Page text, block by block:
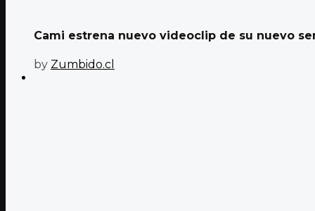
Cami estrena nuevo videoclip de su nuevo
by Zumbido.cl